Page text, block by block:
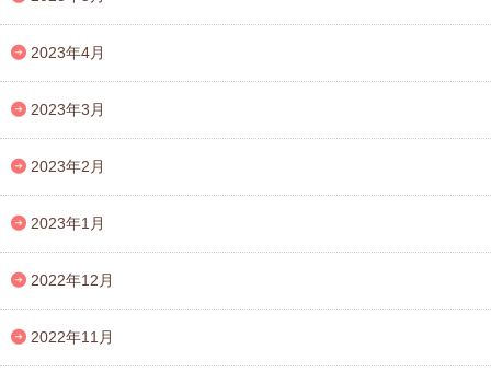
2023年4月
2023年3月
2023年2月
2023年1月
2022年12月
2022年11月